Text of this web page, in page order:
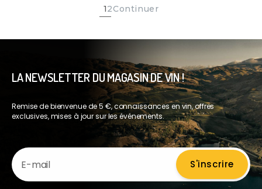
12Continuer
LA NEWSLETTER DU MAGASIN DE VIN !
Remise de bienvenue de 5 €, connaissances en vin, offres
exclusives, mises à jour sur les événements.
E-mail
S'inscrire